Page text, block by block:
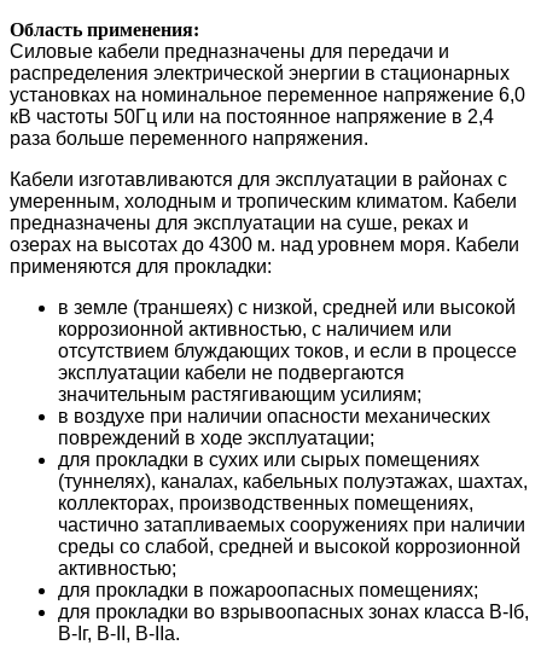
Область применения:
Силовые кабели предназначены для передачи и
распределения электрической энергии в стационарных
установках на номинальное переменное напряжение 6,0
кВ частоты 50Гц или на постоянное напряжение в 2,4
раза больше переменного напряжения.
Кабели изготавливаются для эксплуатации в районах с
умеренным, холодным и тропическим климатом. Кабели
предназначены для эксплуатации на суше, реках и
озерах на высотах до 4300 м. над уровнем моря. Кабели
применяются для прокладки:
в земле (траншеях) с низкой, средней или высокой
коррозионной активностью, с наличием или
отсутствием блуждающих токов, и если в процессе
эксплуатации кабели не подвергаются
значительным растягивающим усилиям;
в воздухе при наличии опасности механических
повреждений в ходе эксплуатации;
для прокладки в сухих или сырых помещениях
(туннелях), каналах, кабельных полуэтажах, шахтах,
коллекторах, производственных помещениях,
частично затапливаемых сооружениях при наличии
среды со слабой, средней и высокой коррозионной
активностью;
для прокладки в пожароопасных помещениях;
для прокладки во взрывоопасных зонах класса B-Iб,
B-Iг, В-II, В-IIа.